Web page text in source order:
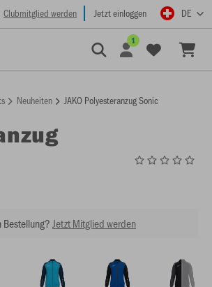
Clubmitglied werden Jetzt einloggen DE
1
Neuheiten JAKO Polyesteranzug Sonic
Jetzt Mitglied werden